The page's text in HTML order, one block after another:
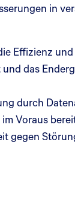
in
Effizienz
das
durch
Voraus
gegen